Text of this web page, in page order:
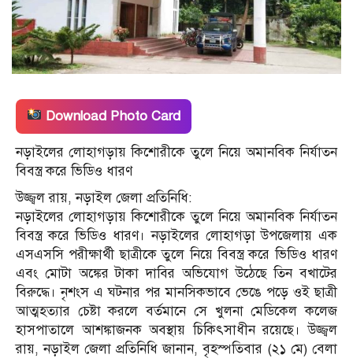
Download Photo Card
নড়াইলের লোহাগড়ায় কিশোরীকে তুলে নিয়ে অমানবিক নির্যাতন
বিবস্ত্র করে ভিডিও ধারণ
উজ্জ্বল রায়, নড়াইল জেলা প্রতিনিধি:
নড়াইলের লোহাগড়ায় কিশোরীকে তুলে নিয়ে অমানবিক নির্যাতন
বিবস্ত্র করে ভিডিও ধারণ। নড়াইলের লোহাগড়া উপজেলায় এক
এসএসসি পরীক্ষার্থী ছাত্রীকে তুলে নিয়ে বিবস্ত্র করে ভিডিও ধারণ
এবং মোটা অঙ্কের টাকা দাবির অভিযোগ উঠেছে তিন বখাটের
বিরুদ্ধে। নৃশংস এ ঘটনার পর মানসিকভাবে ভেঙে পড়ে ওই ছাত্রী
আত্মহত্যার চেষ্টা করলে বর্তমানে সে খুলনা মেডিকেল কলেজ
হাসপাতালে আশঙ্কাজনক অবস্থায় চিকিৎসাধীন রয়েছে। উজ্জ্বল
রায়, নড়াইল জেলা প্রতিনিধি জানান, বৃহস্পতিবার (২১ মে) বেলা